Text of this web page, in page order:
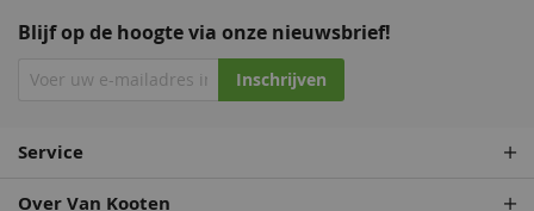
Blijf op de hoogte via onze nieuwsbrief!
Inschrijven
Service
Over Van Kooten